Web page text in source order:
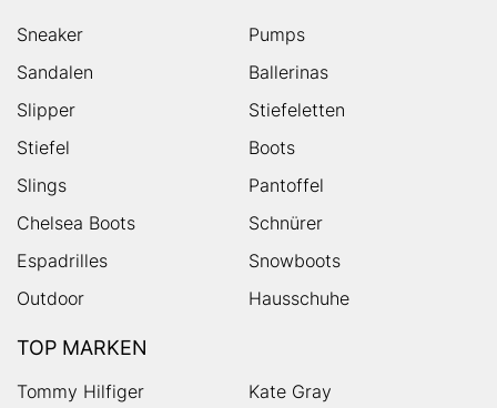
Sneaker
Pumps
Sandalen
Ballerinas
Slipper
Stiefeletten
Stiefel
Boots
Slings
Pantoffel
Chelsea Boots
Schnürer
Espadrilles
Snowboots
Outdoor
Hausschuhe
TOP MARKEN
Tommy Hilfiger
Kate Gray